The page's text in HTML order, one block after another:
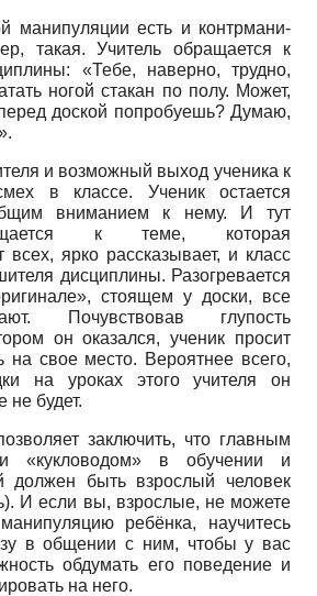
манипуляции есть и контрмани­
такая. Учитель обращается к
«Тебе, наверно, трудно,
ногой стакан по полу. Может,
доской попробуешь? Думаю,
и возможный выход ученика к
в классе. Ученик остается
вниманием к нему. И тут
к теме, которая
всех, ярко рассказывает, и класс
дисциплины. Разогревается
стоящем у доски, все
Почувствовав глупость
он оказался, ученик просит
на свое место. Вероятнее всего,
на уроках этого учителя он
не будет.
заключить, что главным
«кукловодом» в обучении и
должен быть взрослый человек
И если вы, взрослые, не можете
ребёнка, научитесь
в общении с ним, чтобы у вас
обдумать его поведение и
на него.